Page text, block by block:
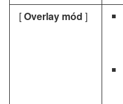
[Overlay mód ]